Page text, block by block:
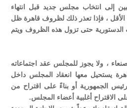
إلى انتخاب مجلس جديد قبل انتهاء
، فإذا تعذر ذلك لظروف قاهرة ظل
الدستورية حتى تزول هذه الظروف ويتم
، ولا يجوز للمجلس عقد اجتماعاته
يستحيل معها انعقاد المجلس داخل
الجمهورية أو بناءً على اقتراح من
الاقتراح أغلبية أعضاء المجلس.